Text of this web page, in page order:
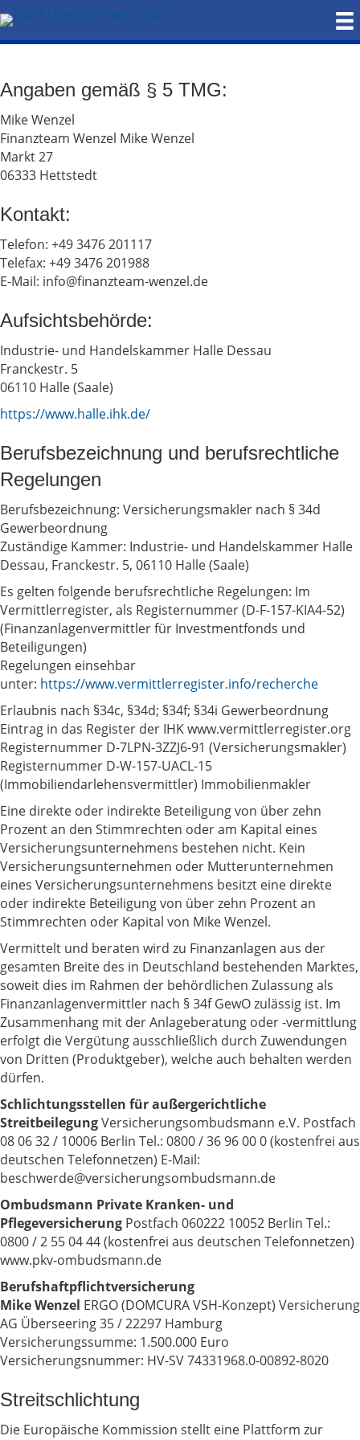
Angaben gemäß § 5 TMG:
Mike Wenzel
Finanzteam Wenzel Mike Wenzel
Markt 27
06333 Hettstedt
Kontakt:
Telefon: +49 3476 201117
Telefax: +49 3476 201988
E-Mail: info@finanzteam-wenzel.de
Aufsichtsbehörde:
Industrie- und Handelskammer Halle Dessau
Franckestr. 5
06110 Halle (Saale)
https://www.halle.ihk.de/
Berufsbezeichnung und berufsrechtliche
Regelungen
Berufsbezeichnung: Versicherungsmakler nach § 34d
Gewerbeordnung
Zuständige Kammer: Industrie- und Handelskammer Halle
Dessau, Franckestr. 5, 06110 Halle (Saale)
Es gelten folgende berufsrechtliche Regelungen: Im
Vermittlerregister, als Registernummer (D-F-157-KIA4-52)
(Finanzanlagenvermittler für Investmentfonds und
Beteiligungen)
Regelungen einsehbar
unter: https://www.vermittlerregister.info/recherche
Erlaubnis nach §34c, §34d; §34f; §34i Gewerbeordnung
Eintrag in das Register der IHK www.vermittlerregister.org
Registernummer D-7LPN-3ZZJ6-91 (Versicherungsmakler)
Registernummer D-W-157-UACL-15
(Immobiliendarlehensvermittler) Immobilienmakler
Eine direkte oder indirekte Beteiligung von über zehn
Prozent an den Stimmrechten oder am Kapital eines
Versicherungsunternehmens bestehen nicht. Kein
Versicherungsunternehmen oder Mutterunternehmen
eines Versicherungsunternehmens besitzt eine direkte
oder indirekte Beteiligung von über zehn Prozent an
Stimmrechten oder Kapital von Mike Wenzel.
Vermittelt und beraten wird zu Finanzanlagen aus der
gesamten Breite des in Deutschland bestehenden Marktes,
soweit dies im Rahmen der behördlichen Zulassung als
Finanzanlagenvermittler nach § 34f GewO zulässig ist. Im
Zusammenhang mit der Anlageberatung oder -vermittlung
erfolgt die Vergütung ausschließlich durch Zuwendungen
von Dritten (Produktgeber), welche auch behalten werden
dürfen.
Schlichtungsstellen für außergerichtliche
StreitbeilegungVersicherungsombudsmann e.V. Postfach
08 06 32 / 10006 Berlin Tel.: 0800 / 36 96 00 0 (kostenfrei aus
deutschen Telefonnetzen) E-Mail:
beschwerde@versicherungsombudsmann.de
Ombudsmann Private Kranken- und
Pflegeversicherung Postfach 060222 10052 Berlin Tel.:
0800 / 2 55 04 44 (kostenfrei aus deutschen Telefonnetzen)
www.pkv-ombudsmann.de
Berufshaftpflichtversicherung
Mike Wenzel ERGO (DOMCURA VSH-Konzept) Versicherung
AG Überseering 35 / 22297 Hamburg
Versicherungssumme: 1.500.000 Euro
Versicherungsnummer: HV-SV 74331968.0-00892-8020
Streitschlichtung
Die Europäische Kommission stellt eine Plattform zur